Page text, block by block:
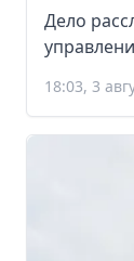
Дело
18:03, 3